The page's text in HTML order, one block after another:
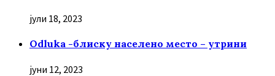
јули 18, 2023
Odluka -блиску населено место – утрини
јуни 12, 2023